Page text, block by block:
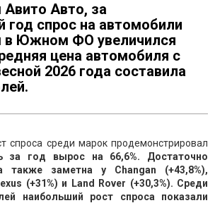
Авто, за
спрос на автомобили
в Южном ФО увеличился
цена автомобиля с
2026 года составила
спроса среди марок продемонстрировал
за год вырос на 66,6%. Достаточно
также заметна у Changan (+43,8%),
(+31%) и Land Rover (+30,3%). Среди
наибольший рост спроса показали